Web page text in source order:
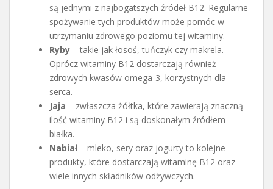
są jednymi z najbogatszych źródeł B12. Regularne
spożywanie tych produktów może pomóc w
utrzymaniu zdrowego poziomu tej witaminy.
Ryby – takie jak łosoś, tuńczyk czy makrela.
Oprócz witaminy B12 dostarczają również
zdrowych kwasów omega-3, korzystnych dla
serca.
Jaja – zwłaszcza żółtka, które zawierają znaczną
ilość witaminy B12 i są doskonałym źródłem
białka.
Nabiał– mleko, sery oraz jogurty to kolejne
produkty, które dostarczają witaminę B12 oraz
wiele innych składników odżywczych.